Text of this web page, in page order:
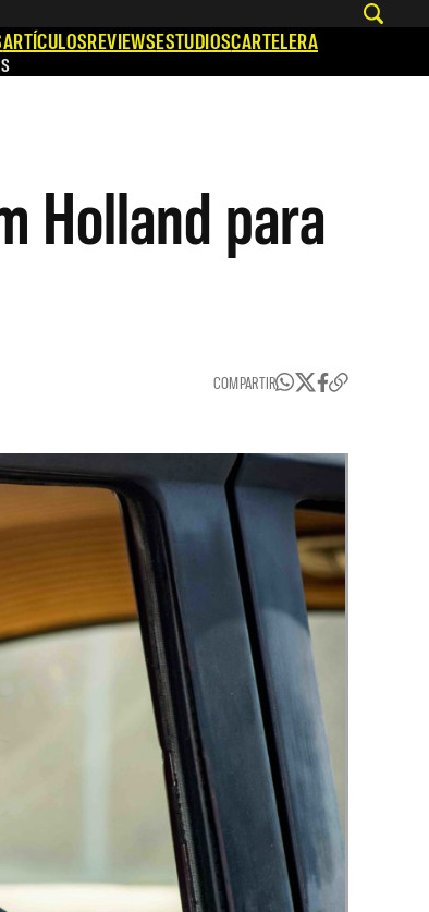
ARTÍCULOSREVIEWSESTUDIOSCARTELERA
Holland para
COMPARTIR